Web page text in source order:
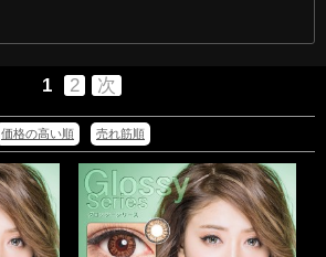
1 2 次
価格の高い順 売れ筋順